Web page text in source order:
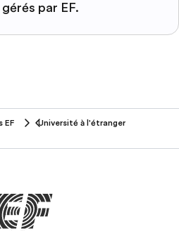
par EF.
EF
Université à l'étranger